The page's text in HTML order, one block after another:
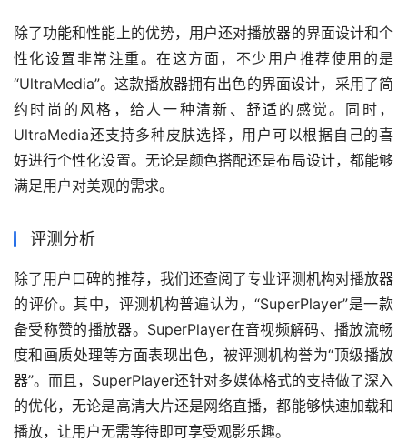
除了功能和性能上的优势，用户还对播放器的界面设计和个
性化设置非常注重。在这方面，不少用户推荐使用的是
“UltraMedia”。这款播放器拥有出色的界面设计，采用了简
约时尚的风格，给人一种清新、舒适的感觉。同时，
UltraMedia还支持多种皮肤选择，用户可以根据自己的喜
好进行个性化设置。无论是颜色搭配还是布局设计，都能够
满足用户对美观的需求。
评测分析
除了用户口碑的推荐，我们还查阅了专业评测机构对播放器
的评价。其中，评测机构普遍认为，“SuperPlayer”是一款
备受称赞的播放器。SuperPlayer在音视频解码、播放流畅
度和画质处理等方面表现出色，被评测机构誉为“顶级播放
器”。而且，SuperPlayer还针对多媒体格式的支持做了深入
的优化，无论是高清大片还是网络直播，都能够快速加载和
播放，让用户无需等待即可享受观影乐趣。